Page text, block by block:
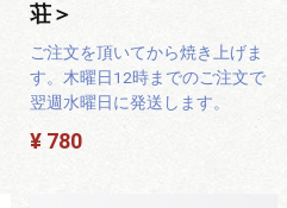
荘＞
ご注文を頂いてから焼き上げま
す。木曜日12時までのご注文で
翌週水曜日に発送します。
¥ 780